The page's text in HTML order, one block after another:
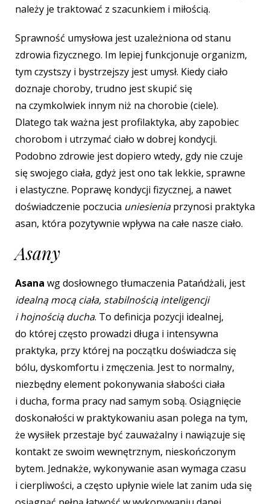
należy je traktować z szacunkiem i miłością.
Sprawność umysłowa jest uzależniona od stanu
zdrowia fizycznego. Im lepiej funkcjonuje organizm,
tym czystszy i bystrzejszy jest umysł. Kiedy ciało
doznaje choroby, trudno jest skupić się
na czymkolwiek innym niż na chorobie (ciele).
Dlatego tak ważna jest profilaktyka, aby zapobiec
chorobom i utrzymać ciało w dobrej kondycji.
Podobno zdrowie jest dopiero wtedy, gdy nie czuje
się swojego ciała, gdyż jest ono tak lekkie, sprawne
i elastyczne. Poprawę kondycji fizycznej, a nawet
doświadczenie poczucia uniesieniaprzynosi praktyka
asan, która pozytywnie wpływa na całe nasze ciało.
Asany
Asana wg dosłownego tłumaczenia Patańdżali, jest
idealną mocą ciała, stabilnością inteligencji
i hojnością ducha. To definicja pozycji idealnej,
do której często prowadzi długa i intensywna
praktyka, przy której na początku doświadcza się
bólu, dyskomfortu i zmęczenia. Jest to normalny,
niezbędny element pokonywania słabości ciała
i ducha, forma pracy nad samym sobą. Osiągnięcie
doskonałości w praktykowaniu asan polega na tym,
że wysiłek przestaje być zauważalny i nawiązuje się
kontakt ze swoim wewnętrznym, nieskończonym
bytem. Jednakże, wykonywanie asan wymaga czasu
i cierpliwości, a często upłynie wiele lat zanim uda się